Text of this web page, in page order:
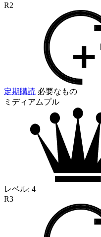
R2
定期購読 必要なもの
ミディアムプル
レベル: 4
R3